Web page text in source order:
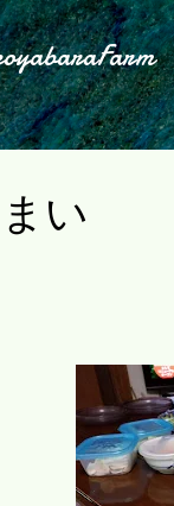
スキッ
い